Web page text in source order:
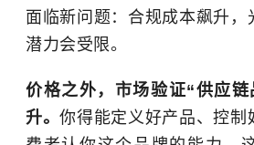
面临新问题：合规成本飙升，
潜力会受限。
价格之外，市场验证“供应
升。你得能定义好产品、控制